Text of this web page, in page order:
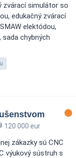
simulátor so
edukačný zvárací
elektódou,
sada chybných
120 000 eur
zákazky sú CNC
výukový sústruh s